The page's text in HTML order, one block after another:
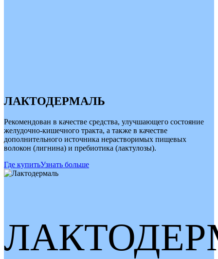
ЛАКТОДЕРМАЛЬ
Рекомендован в качестве средства, улучшающего состояние
желудочно-кишечного тракта, а также в качестве
дополнительного источника нерастворимых пищевых
волокон (лигнина) и пребиотика (лактулозы).
Где купитьУзнать больше